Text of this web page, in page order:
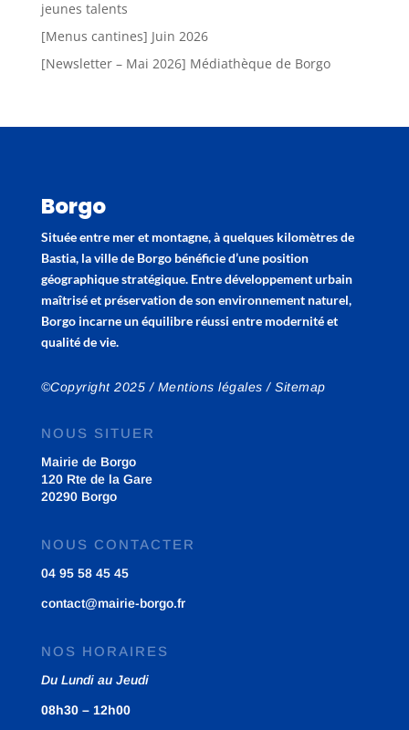
jeunes talents
[Menus cantines] Juin 2026
[Newsletter – Mai 2026] Médiathèque de Borgo
Borgo
Située entre mer et montagne, à quelques kilomètres de
Bastia, la ville de Borgo bénéficie d’une position
géographique stratégique. Entre développement urbain
maîtrisé et préservation de son environnement naturel,
Borgo incarne un équilibre réussi entre modernité et
qualité de vie.
©Copyright 2025 / Mentions légales /Sitemap
NOUS SITUER
Mairie de Borgo
120 Rte de la Gare
20290 Borgo
NOUS CONTACTER
04 95 58 45 45
contact@mairie-borgo.fr
NOS HORAIRES
Du Lundi au Jeudi
08h30 – 12h00